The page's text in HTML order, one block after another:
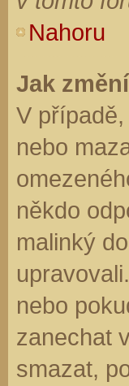
Nahoru
Jak
V
nebo
někdo
malinký
nebo
zanechat
smazat,